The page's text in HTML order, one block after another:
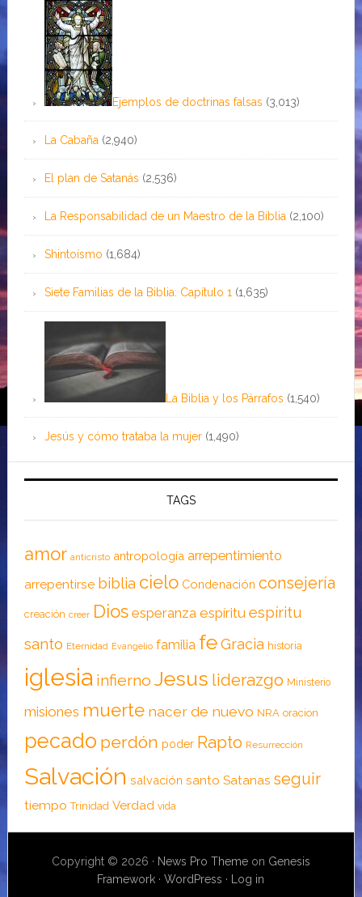
Ejemplos de doctrinas falsas (3,013)
La Cabaña (2,940)
El plan de Satanás (2,536)
La Responsabilidad de un Maestro de la Biblia (2,100)
Shintoísmo (1,684)
Siete Familias de la Biblia: Capítulo 1 (1,635)
La Biblia y los Párrafos (1,540)
Jesús y cómo trataba la mujer (1,490)
TAGS
amor anticristo antropología arrepentimiento
arrepentirse biblia cielo Condenación consejería
creación creer Dios esperanza espíritu espíritu
santo Eternidad Evangelio familia feGracia historia
iglesia infierno Jesus liderazgo Ministerio
misiones muerte nacer de nuevo NRA oracion
pecado perdón poder Rapto Resurrección
Salvación salvación santo Satanas seguir
tiempo Trinidad Verdad vida
Copyright © 2026 · News Pro Themeon Genesis
Framework ·WordPress · Log in